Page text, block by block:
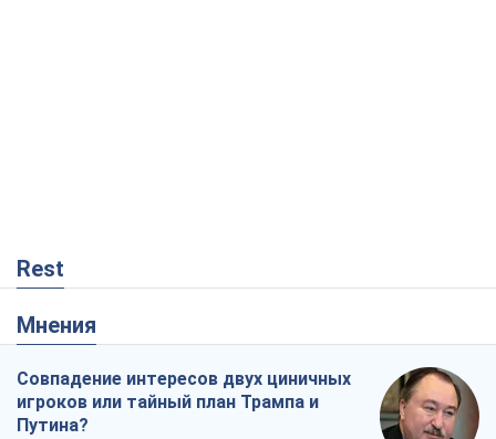
Rest
Мнения
Совпадение интересов двух циничных
игроков или тайный план Трампа и
Путина?